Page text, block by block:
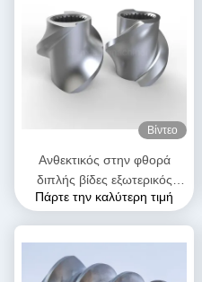
Βίντεο
Ανθεκτικός στην φθορά
διπλής βίδες εξωτερικός
εξοπλισμός SK στοιχεία
Πάρτε την καλύτερη τιμή